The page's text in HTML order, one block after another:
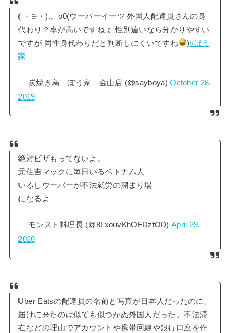
( ・∋・).。o0(ウーバーイーツ 外国人配達員さんの身
代わり？率が高いですねぇ 性別違いなら分かりやすい
ですが 同性身代わりだと判断しにくいですね
)#ぼう
家
— 炭焼き鳥 ぼう家 金山店 (@sayboya)October 28,
2019
絶対ビザもってないよ。
元住吉マックに毎日いるベトナム人
いるしウーバーが不法就労の溜まり場
になるよ
— モンスト料理長 (@8LxouvKhOFDztOD)April 29,
2020
Uber Eatsの配達員の名前と写真が日本人だったのに、
届けに来たのは似ても似つかぬ外国人だった。不法滞
在などの理由でアカウントや携帯回線や銀行口座を作